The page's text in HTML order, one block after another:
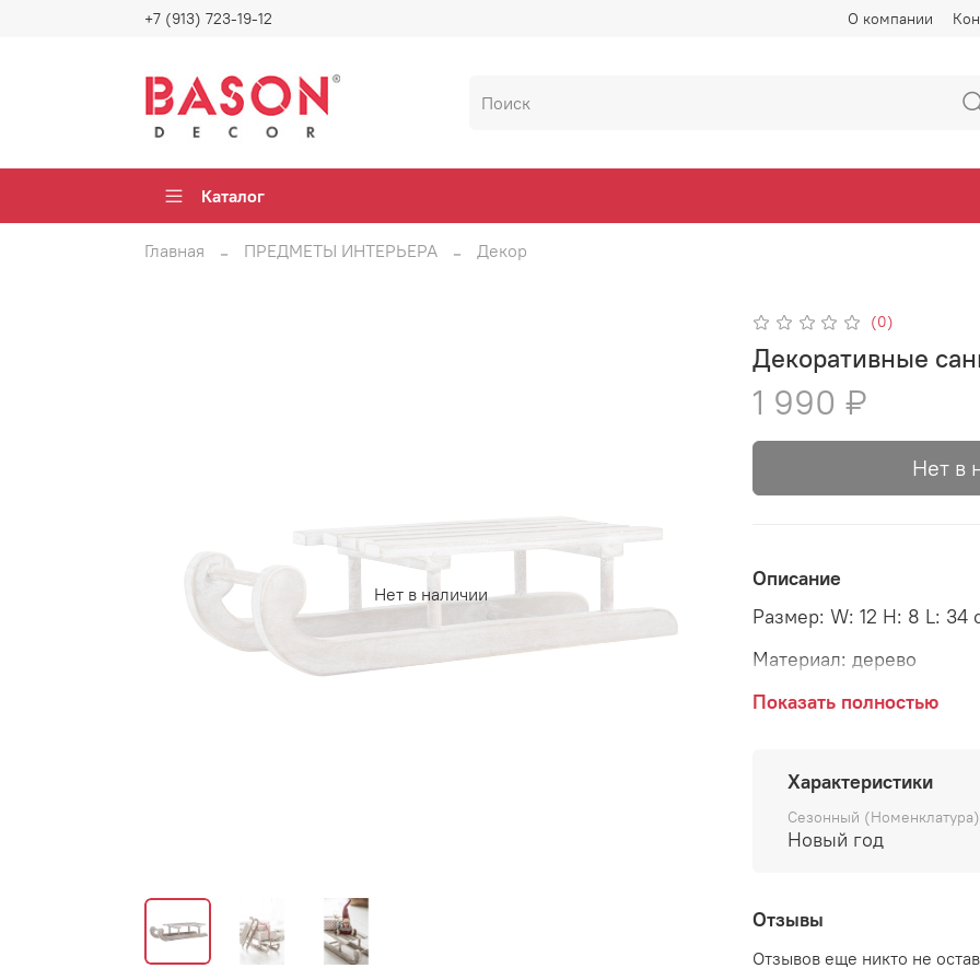
О компании
+7 (913) 723-19-12
Каталог
Главная ПРЕДМЕТЫ ИНТЕРЬЕРА Декор
Нет в наличии
(0)
Декоративные
1 990 ₽
Нет в
Описание
Размер: W: 12 H: 8 L: 34
Материал: дерево
Страна: Дания
Показать полностью
Характеристики
Сезонный (Номенклатура)
Новый год
Отзывы
Отзывов еще никто не